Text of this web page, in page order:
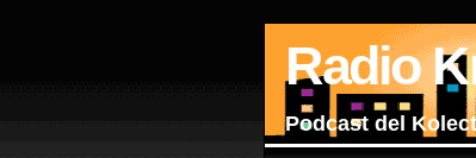
Radio
Podcast del